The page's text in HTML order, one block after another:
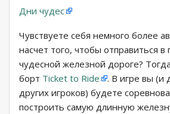
Дни чудес
Чувствуете себя немного более
насчет того, чтобы отправиться
чудесной железной дороге?
борт Ticket to Ride
. В игре вы (и
других игроков) будете
построить самую длинную